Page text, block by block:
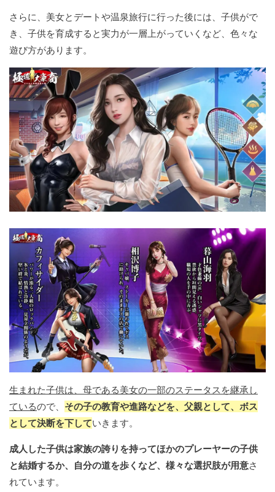
さらに、美女とデートや温泉旅行に行った後には、子供がで
き、子供を育成すると実力が一層上がっていくなど、色々な
遊び方があります。
生まれた子供は、母である美女の一部のステータスを継承し
ているので、 その子の教育や進路などを、父親として、ボス
として決断を下していきます。
成人した子供は家族の誇りを持ってほかのプレーヤーの子供
と結婚するか、自分の道を歩くなど、様々な選択肢が用意さ
れています。